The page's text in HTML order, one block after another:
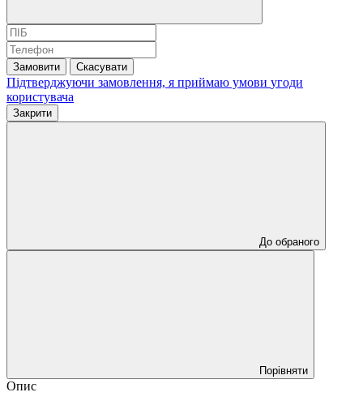
Замовити Скасувати
Підтверджуючи замовлення, я приймаю умови угоди
користувача
Закрити
До обраного
Порівняти
Опис